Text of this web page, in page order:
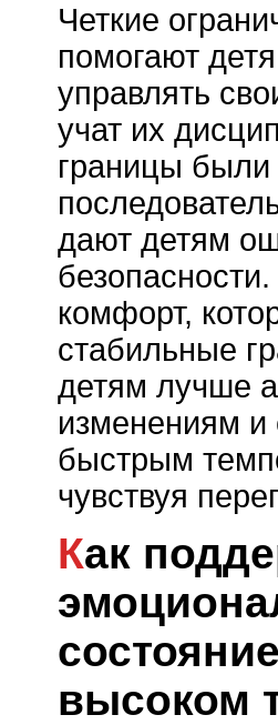
Четкие
помогают
управлять
учат их
границы
дают детям
комфорт,
стабильные
детям лучше
изменениям и
быстрым
чувствуя
Как поддерживать
высоком